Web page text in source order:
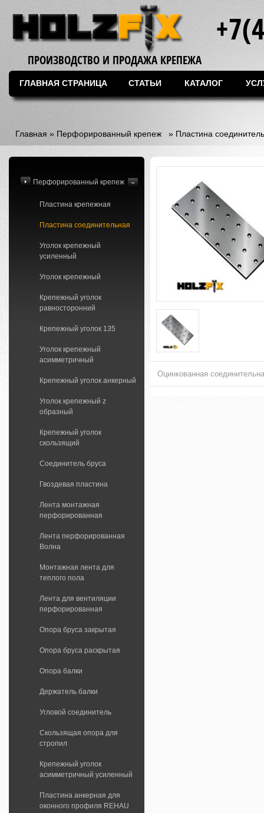
ПРОИЗВОДСТВО И ПРОДАЖА КРЕПЕЖА
ГЛАВНАЯ СТРАНИЦА СТАТЬИ КАТАЛОГ
Главная » Перфорированный крепеж » Пластина
Оцинкованная
Перфорированный крепеж
Пластина крепежная
Пластина соединительная
Уголок крепежный
усиленный
Уголок крепежный
Крепежный уголок
равносторонний
Крепежный уголок 135
Уголок крепежный
асимметричный
Крепежный уголок анкерный
Уголок крепежный z
образный
Крепежный уголок
скользящий
Соединитель бруса
Гвоздевая пластина
Лента монтажная
перфорированная
Лента перфорированная
Волна
Монтажная лента для
теплого пола
Лента для вентиляции
перфорированная
Опора бруса закрытая
Опора бруса раскрытая
Опора балки
Держатель балки
Угловой соединитель
Скользящая опора для
стропил
Крепежный уголок
асимметричный усиленный
Пластина анкерная для
оконного профиля REHAU